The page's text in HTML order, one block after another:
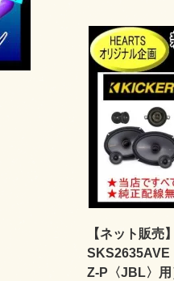
【ネット販売
Z-P〈JBL〉